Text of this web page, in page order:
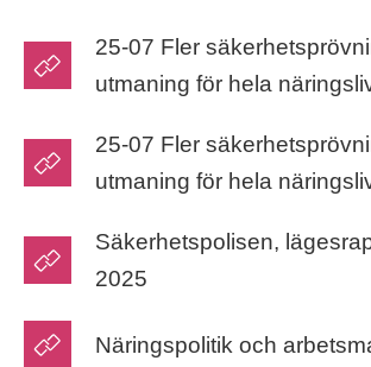
25-07 Fler
utmaning för hela
25-07 Fler
utmaning för hela
Säkerhetspolisen,
2025
Näringspolitik och